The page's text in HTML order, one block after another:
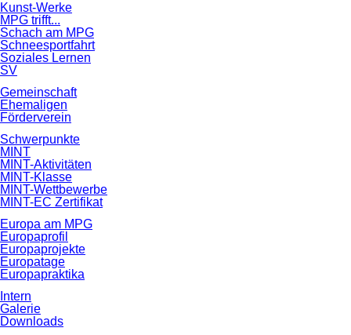
Kunst-Werke
MPG trifft...
Schach am MPG
Schneesportfahrt
Soziales Lernen
SV
Gemeinschaft
Ehemaligen
Förderverein
Schwerpunkte
MINT
MINT-Aktivitäten
MINT-Klasse
MINT-Wettbewerbe
MINT-EC Zertifikat
Europa am MPG
Europaprofil
Europaprojekte
Europatage
Europapraktika
Intern
Galerie
Downloads